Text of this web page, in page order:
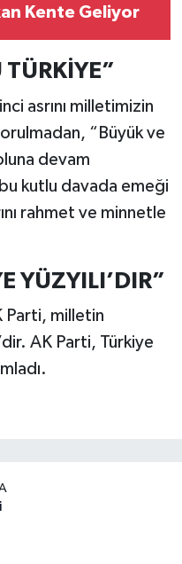
Kente Geliyor
TÜRKİYE”
asrını milletimizin
“Büyük ve
devam
kutlu davada emeği
rahmet ve minnetle
YÜZYILI’DIR”
Parti, milletin
AK Parti, Türkiye